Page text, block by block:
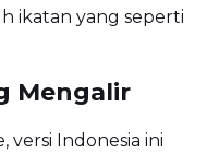
ikatan yang seperti
Mengalir
versi Indonesia ini